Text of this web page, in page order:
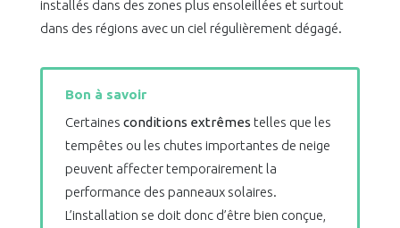
installés dans des zones plus ensoleillées et surtout
dans des régions avec un ciel régulièrement dégagé.
Bon à savoir
Certaines conditions extrêmes telles que les
tempêtes ou les chutes importantes de neige
peuvent affecter temporairement la
performance des panneaux solaires.
L’installation se doit donc d’être bien conçue,